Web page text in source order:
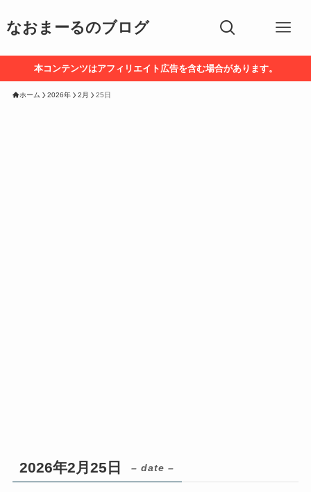
なおまーるのブログ
本コンテンツはアフィリエイト広告を含む場合があります。
ホーム 2026年 2月 25日
2026年2月25日 – date –